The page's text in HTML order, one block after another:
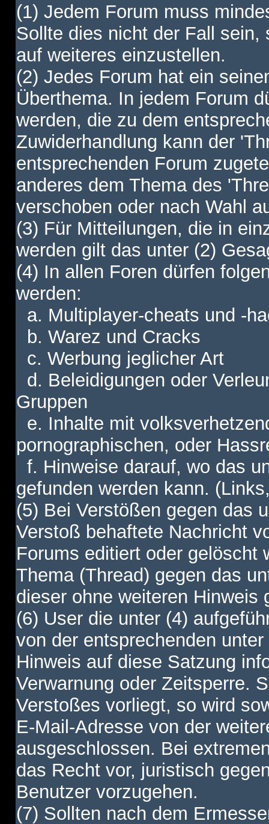
(1) Jedem Forum muss
Sollte dies nicht der Fall
auf weiteres einzustellen.
(2) Jedes Forum hat ein
Überthema. In jedem Forum
werden, die zu dem
Zuwiderhandlung kann der
entsprechenden Forum
anderes dem Thema des
verschoben oder nach Wahl
(3) Für Mitteilungen, die in
werden gilt das unter (2)
(4) In allen Foren dürfen
werden:
a. Multiplayer-cheats und -
b. Warez und Cracks
c. Werbung jeglicher Art
d. Beleidigungen oder
Gruppen
e. Inhalte mit
pornographischen, oder
f. Hinweise darauf, wo das
gefunden werden kann.
(5) Bei Verstößen gegen das
Verstoß behaftete Nachricht
Forums editiert oder gelöscht
Thema (Thread) gegen das
dieser ohne weiteren Hinweis
(6) User die unter (4)
von der entsprechenden
Hinweis auf diese Satzung
Verwarnung oder Zeitsperre.
Verstoßes vorliegt, so wird
E-Mail-Adresse von der
ausgeschlossen. Bei
das Recht vor, juristisch
Benutzer vorzugehen.
(7) Sollten nach dem